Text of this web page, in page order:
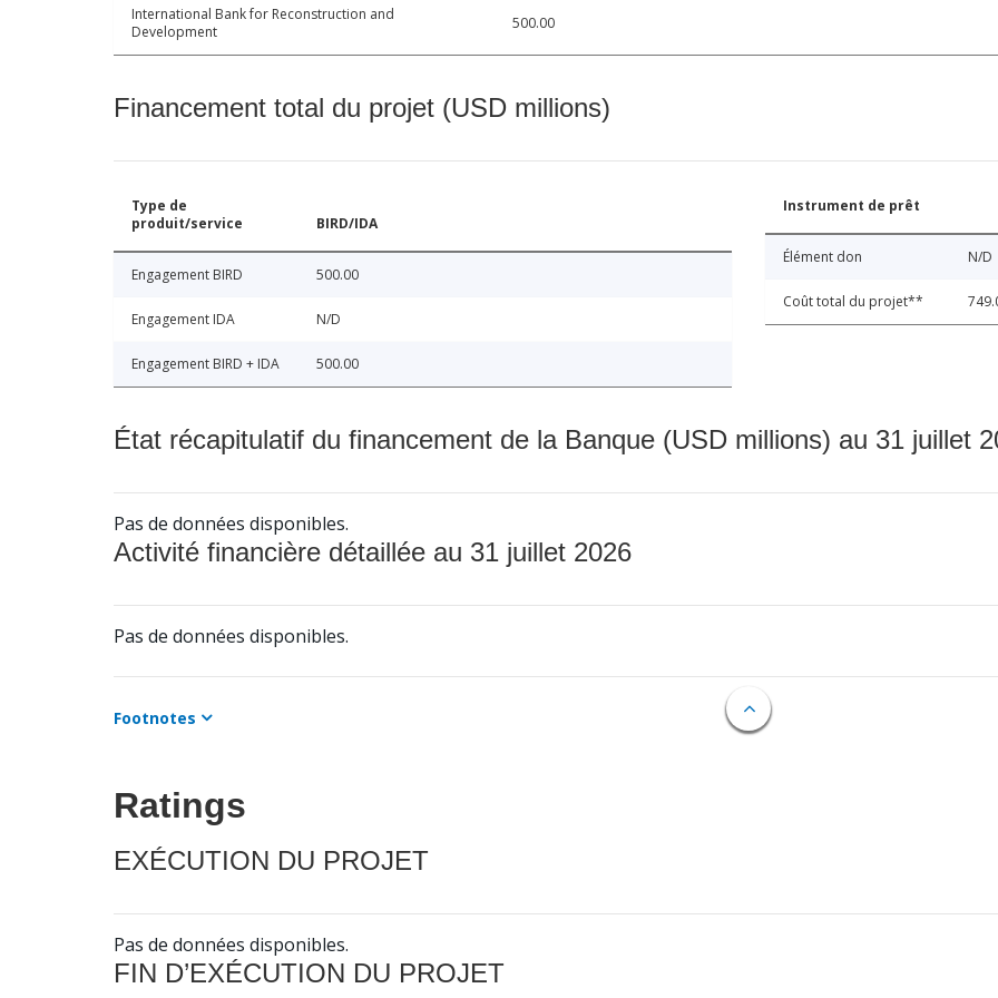
International Bank for Reconstruction and
Development
500.00
Financement total du projet (USD millions)
Type de
produit/service
BIRD/IDA
Engagement BIRD 500.00
Engagement IDA N/D
Engagement BIRD + IDA 500.00
Instrument de prêt
Élément don N/D
Coût total du projet**
État récapitulatif du financement de la Banque (USD millions) au 31 juillet
Pas de données disponibles.
Activité financière détaillée au 31 juillet 2026
Pas de données disponibles.
Footnotes
Ratings
EXÉCUTION DU PROJET
Pas de données disponibles.
FIN D’EXÉCUTION DU PROJET